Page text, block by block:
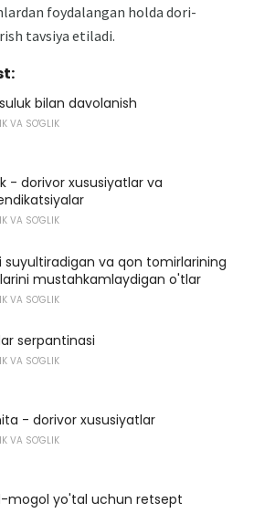
foydalangan holda dori-
tavsiya etiladi.
bilan davolanish
VA SO'GLIK
- dorivor xususiyatlar va
VA SO'GLIK
suyultiradigan va qon tomirlarining
mustahkamlaydigan o'tlar
VA SO'GLIK
serpantinasi
VA SO'GLIK
- dorivor xususiyatlar
VA SO'GLIK
mogol yo'tal uchun retsept